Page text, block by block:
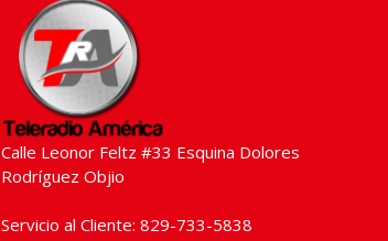
Calle Leonor Feltz #33 Esquina Dolores
Rodríguez Objio
Servicio al Cliente: 829-733-5838